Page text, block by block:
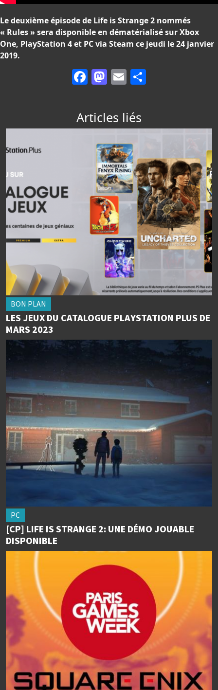
Le deuxième épisode de Life is Strange 2 nommés
« Rules » sera disponible en dématérialisé sur Xbox
One, PlayStation 4 et PC via Steam ce jeudi le 24 janvier
2019.
Facebook
Mastodon
Email
Articles liés
BON PLAN
LES JEUX DU CATALOGUE PLAYSTATION PLUS DE
MARS 2023
PC
[CP] LIFE IS STRANGE 2: UNE DÉMO JOUABLE
DISPONIBLE